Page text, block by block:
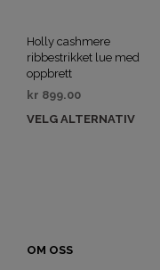
Holly cashmere
ribbestrikket lue med
oppbrett
kr 899.00
VELG ALTERNATIV
OM OSS